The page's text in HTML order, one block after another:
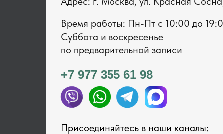
+7 977 355 61 98
Время работы: Пн-Пт с 1 0:00 до
Суббота и воскресенье
по предварительной записи
Присоединяйтесь в наши каналы: